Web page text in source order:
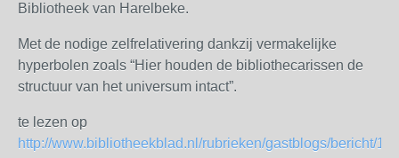
Bibliotheek van Harelbeke.
Met de nodige zelfrelativering dankzij vermakelijke
hyperbolen zoals “Hier houden de bibliothecarissen de
structuur van het universum intact”.
te lezen op
http://www.bibliotheekblad.nl/rubrieken/gastblogs/bericht/